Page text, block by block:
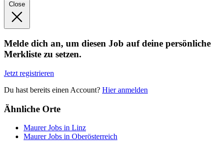
Close
Melde dich an, um diesen Job auf deine persönliche
Merkliste zu setzen.
Jetzt registrieren
Du hast bereits einen Account? Hier anmelden
Ähnliche Orte
Maurer Jobs in Linz
Maurer Jobs in Oberösterreich